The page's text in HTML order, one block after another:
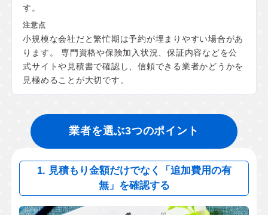
す。
小規模な会社だと繁忙期は予約が埋まりやすい場合があ
ります。 専門資格や保険加入状況、保証内容などを公
式サイトや見積書で確認し、信頼できる業者かどうかを
見極めることが大切です。
業者を選ぶ3つのポイント
1. 見積もり金額だけでなく「追加費用の有
無」を確認する